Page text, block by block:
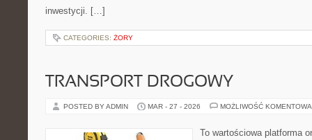
inwestycji. […]
CATEGORIES: ŻORY
TRANSPORT DROGOWY
POSTED BY ADMIN MAR - 27 - 2026 MOŻLIWOŚĆ
To wartościowa platforma